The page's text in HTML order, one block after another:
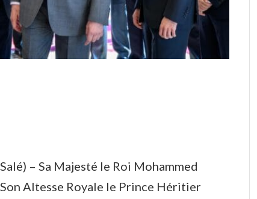
– Sa Majesté le Roi Mohammed
Son Altesse Royale le Prince Héritier